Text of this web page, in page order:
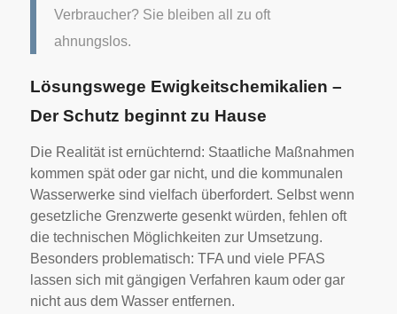
Verbraucher? Sie bleiben all zu oft
ahnungslos.
Lösungswege Ewigkeitschemikalien –
Der Schutz beginnt zu Hause
Die Realität ist ernüchternd: Staatliche Maßnahmen
kommen spät oder gar nicht, und die kommunalen
Wasserwerke sind vielfach überfordert. Selbst wenn
gesetzliche Grenzwerte gesenkt würden, fehlen oft
die technischen Möglichkeiten zur Umsetzung.
Besonders problematisch: TFA und viele PFAS
lassen sich mit gängigen Verfahren kaum oder gar
nicht aus dem Wasser entfernen.